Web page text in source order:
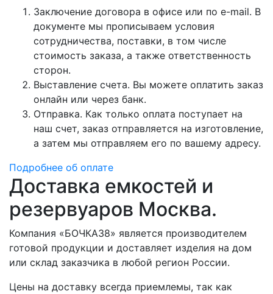
Заключение договора в офисе или по e-mail. В
документе мы прописываем условия
сотрудничества, поставки, в том числе
стоимость заказа, а также ответственность
сторон.
Выставление счета. Вы можете оплатить заказ
онлайн или через банк.
Отправка. Как только оплата поступает на
наш счет, заказ отправляется на изготовление,
а затем мы отправляем его по вашему адресу.
Подробнее об оплате
Доставка емкостей и
резервуаров Москва.
Компания «БОЧКА38» является производителем
готовой продукции и доставляет изделия на дом
или склад заказчика в любой регион России.
Цены на доставку всегда приемлемы, так как